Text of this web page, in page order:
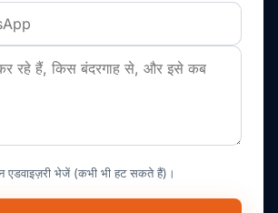
भेजें (कभी भी हट सकते हैं)।